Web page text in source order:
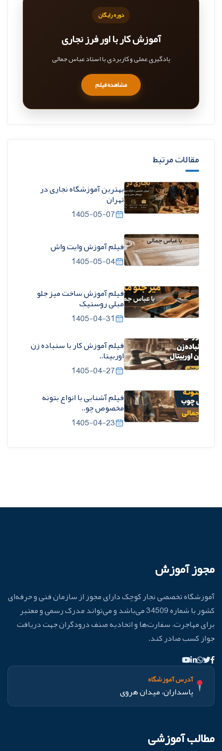
دوره رایگان
آموزش کار با اور فرز نجاری
یادگیری عملی و کاربردی با استاد عباس جمالی
مشاهده فیلم
مقالات مرتبط
بهترین آموزشگاه نجاری در
تهران
1405-05-07
فیلم آموزش وایت واش
1405-05-04
فیلم آموزش ساخت میز جلو
مبلی روستیک
1405-04-31
فیلم آموزش کار با سنباده زن
اوربیتا..
1405-04-27
فیلم آشنایی با انواع بتونه
مخصوص چو..
1405-04-23
مجوز آموزش
آموزشگاه تخصصی نجار کوچک دارای مجوز از سازمان فنی و حرفه‌ای
کشور با شماره 34509 می‌باشد و می‌تواند مدرک رسمی و معتبر
برای مهاجرت، سفارت‌ها و اتحادیه صنف درودگران جهت دریافت
جواز کسب صادر کند.
آدرس آموزشگاه
پاسداران، میدان هروی
مطالب آموزشی